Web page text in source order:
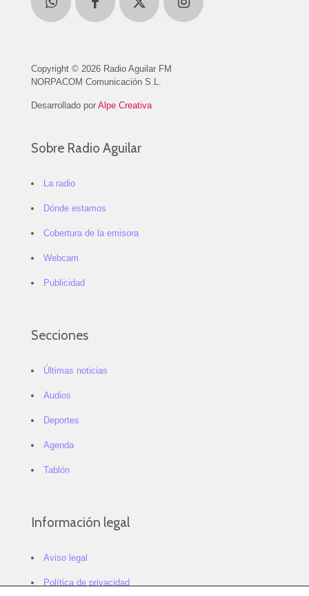
Copyright © 2026 Radio Aguilar FM
NORPACOM Comunicación S.L.
Desarrollado por Alpe Creativa
Sobre Radio Aguilar
La radio
Dónde estamos
Cobertura de la emisora
Webcam
Publicidad
Secciones
Últimas noticias
Audios
Deportes
Agenda
Tablón
Información legal
Aviso legal
Política de privacidad